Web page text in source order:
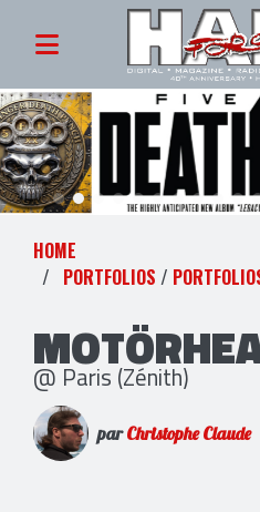
HOME
PORTFOLIOS /
@ Paris (Zénith)
parChristophe Claude